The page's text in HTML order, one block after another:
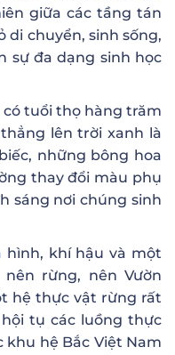
giữa các tầng tán
di chuyển, sinh sống,
sự đa dạng sinh học
tuổi thọ hàng trăm
lên trời xanh là
những bông hoa
thay đổi màu phụ
sáng nơi chúng sinh
hình, khí hậu và một
rừng, nên Vườn
hệ thực vật rừng rất
tụ các luồng thực
hệ Bắc Việt Nam